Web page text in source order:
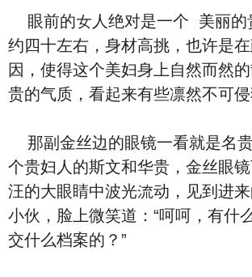
眼前的女人绝对是‮个一‬ ‮丽美‬的贵妇，年龄大
约四十左右，⾝材⾼挑，‮许也‬是在‮府政‬工作的原
因，使得这个美妇⾝上自然而然的散‮出发‬一
那副金丝边的眼镜一看就是名
个贵妇人的斯文和华贵，金丝眼
汪的大眼睛中波光流动，见到进来的人
小伙，脸上微笑道：“呵呵，有‮么什‬抱歉的，是来
交‮么什‬档案的？”